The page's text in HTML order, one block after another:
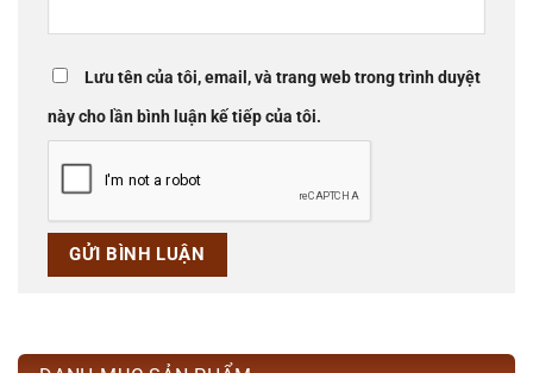
Lưu tên của tôi, email, và trang web trong trình duyệt
này cho lần bình luận kế tiếp của tôi.